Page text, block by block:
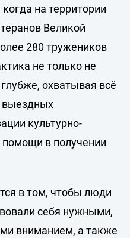
на территории
Великой
280 тружеников
не только не
охватывая всё
выездных
культурно-
в получении
в том, чтобы люди
себя нужными,
вниманием, а также